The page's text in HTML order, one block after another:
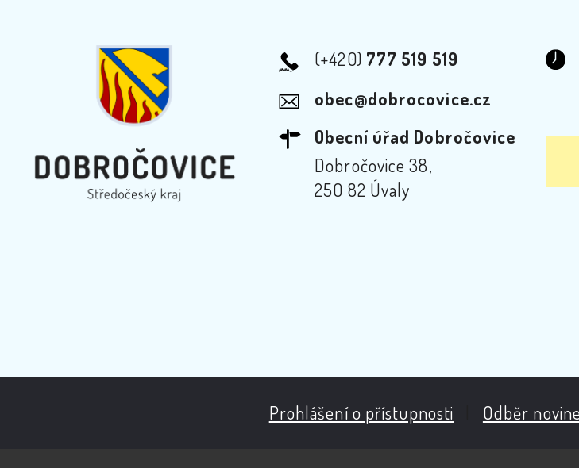
(+420) 777 519 519
obec@dobrocovice.cz
Obecní úřad Dobročovice
Dobročovice 38,
250 82 Úvaly
Prohlášení o přístupnosti Odběr